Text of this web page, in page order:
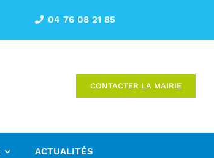
04 76 08 21 85
CONTACTER LA MAIRIE
ACTUALITÉS